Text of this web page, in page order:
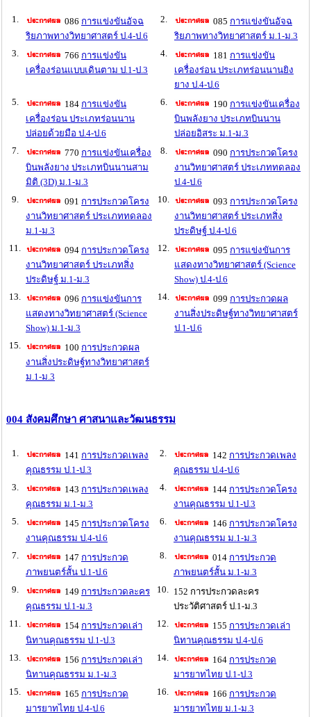
1. 086 การแข่งขันอัจฉ
ริยภาพทางวิทยาศาสตร์ ป.4-ป.6
2. 085 การแข่งขันอัจฉ
ริยภาพทางวิทยาศาสตร์ ม.1-ม.3
3.
766 การแข่งขัน
เครื่องร่อนแบบเดินตาม ป.1-ป.3
4. 181 การแข่งขัน
เครื่องร่อน ประเภทร่อนนานยิง
ยาง ป.4-ป.6
5.
184 การแข่งขัน
เครื่องร่อน ประเภทร่อนนาน
ปล่อยด้วยมือ ป.4-ป.6
6. 190 การแข่งขันเครื่อง
บินพลังยาง ประเภทบินนาน
ปล่อยอิสระ ม.1-ม.3
7.
770 การแข่งขันเครื่อง
บินพลังยาง ประเภทบินนานสาม
มิติ (3D) ม.1-ม.3
8. 090 การประกวดโครง
งานวิทยาศาสตร์ ประเภททดลอง
ป.4-ป.6
9.
091 การประกวดโครง
งานวิทยาศาสตร์ ประเภททดลอง
ม.1-ม.3
10. 093 การประกวดโครง
งานวิทยาศาสตร์ ประเภทสิ่ง
ประดิษฐ์ ป.4-ป.6
11.
094 การประกวดโครง
งานวิทยาศาสตร์ ประเภทสิ่ง
ประดิษฐ์ ม.1-ม.3
12. 095 การแข่งขันการ
แสดงทางวิทยาศาสตร์ (Science
Show) ป.4-ป.6
13.
096 การแข่งขันการ
แสดงทางวิทยาศาสตร์ (Science
Show) ม.1-ม.3
14. 099 การประกวดผล
งานสิ่งประดิษฐ์ทางวิทยาศาสตร์
ป.1-ป.6
15.
100 การประกวดผล
งานสิ่งประดิษฐ์ทางวิทยาศาสตร์
ม.1-ม.3
004 สังคมศึกษา ศาสนาและวัฒนธรรม
1. 141 การประกวดเพลง
คุณธรรม ป.1-ป.3
2. 142 การประกวดเพลง
คุณธรรม ป.4-ป.6
3.
143 การประกวดเพลง
คุณธรรม ม.1-ม.3
4. 144 การประกวดโครง
งานคุณธรรม ป.1-ป.3
5.
145 การประกวดโครง
งานคุณธรรม ป.4-ป.6
6. 146 การประกวดโครง
งานคุณธรรม ม.1-ม.3
7.
147 การประกวด
ภาพยนตร์สั้น ป.1-ป.6
8. 014 การประกวด
ภาพยนตร์สั้น ม.1-ม.3
9.
149 การประกวดละคร
คุณธรรม ป.1-ม.3
10. 152 การประกวดละคร
ประวัติศาสตร์ ป.1-ม.3
11.
154 การประกวดเล่า
นิทานคุณธรรม ป.1-ป.3
12. 155 การประกวดเล่า
นิทานคุณธรรม ป.4-ป.6
13.
156 การประกวดเล่า
นิทานคุณธรรม ม.1-ม.3
14. 164 การประกวด
มารยาทไทย ป.1-ป.3
15.
165 การประกวด
มารยาทไทย ป.4-ป.6
16. 166 การประกวด
มารยาทไทย ม.1-ม.3